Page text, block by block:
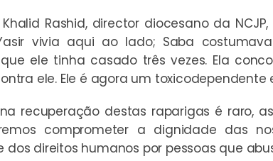
Khalid Rashid, director diocesano da
vivia aqui ao lado; Saba
ele tinha casado três vezes. Ela
ele. Ele é agora um toxicodependente
recuperação destas raparigas é raro,
comprometer a dignidade das
dos direitos humanos por pessoas que